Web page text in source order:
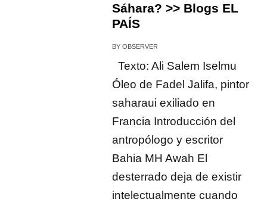
Sáhara? >> Blogs EL
PAÍS
BYOBSERVER
Texto: Ali Salem Iselmu
Óleo de Fadel Jalifa, pintor
saharaui exiliado en
Francia Introducción del
antropólogo y escritor
Bahia MH Awah El
desterrado deja de existir
intelectualmente cuando